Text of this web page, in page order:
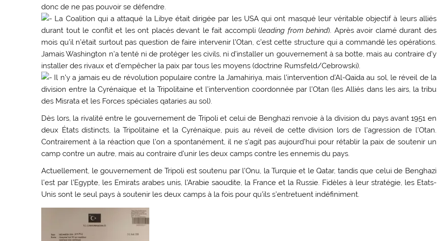
donc de ne pas pouvoir se défendre.
La Coalition qui a attaqué la Libye était dirigée par les USA qui ont masqué leur véritable objectif à leurs alliés
durant tout le conflit et les ont placés devant le fait accompli (leading from behind). Après avoir clamé durant des
mois qu’il n’était surtout pas question de faire intervenir l’Otan, c’est cette structure qui a commandé les opérations.
Jamais Washington n’a tenté ni de protéger les civils, ni d’installer un gouvernement à sa botte, mais au contraire d’y
installer des rivaux et d’empêcher la paix par tous les moyens (doctrine Rumsfeld/Cebrowski).
Il n’y a jamais eu de révolution populaire contre la Jamahiriya, mais l’intervention d’Al-Qaïda au sol, le réveil de la
division entre la Cyrénaïque et la Tripolitaine et l’intervention coordonnée par l’Otan (les Alliés dans les airs, la tribu
des Misrata et les Forces spéciales qataries au sol).
Dès lors, la rivalité entre le gouvernement de Tripoli et celui de Benghazi renvoie à la division du pays avant 1951 en
deux États distincts, la Tripolitaine et la Cyrénaïque, puis au réveil de cette division lors de l’agression de l’Otan.
Contrairement à la réaction que l’on a spontanément, il ne s’agit pas aujourd’hui pour rétablir la paix de soutenir un
camp contre un autre, mais au contraire d’unir les deux camps contre les ennemis du pays.
Actuellement, le gouvernement de Tripoli est soutenu par l’Onu, la Turquie et le Qatar, tandis que celui de Benghazi
l’est par l’Egypte, les Emirats arabes unis, l’Arabie saoudite, la France et la Russie. Fidèles à leur stratégie, les Etats-
Unis sont le seul pays à soutenir les deux camps à la fois pour qu’ils s’entretuent indéfiniment.